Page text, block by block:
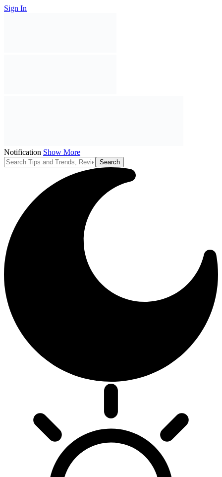
Sign In
Notification Show More